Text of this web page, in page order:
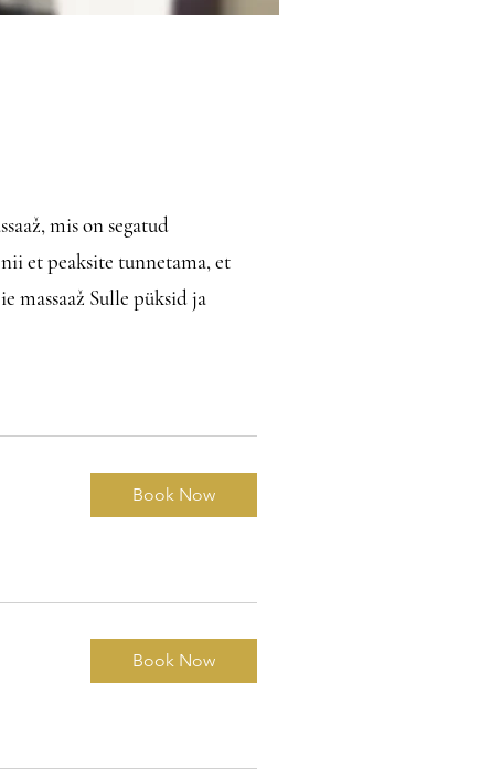
mis on segatud
et peaksite tunnetama, et
massaaž Sulle püksid ja
Book Now
Book Now